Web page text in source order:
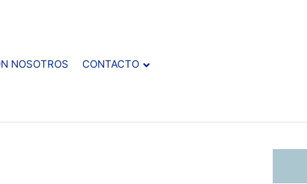
NOSOTROS CONTACTO